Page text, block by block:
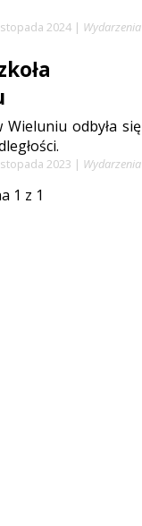
2024 | Wydarzenia
odbyła się
2023 | Wydarzenia
1 z 1